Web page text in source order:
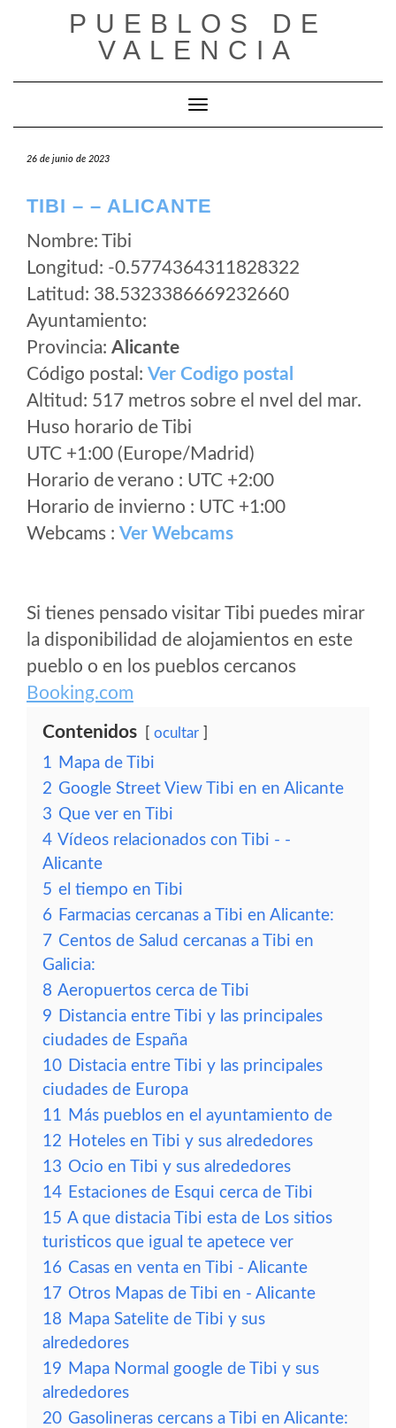
PUEBLOS DE
VALENCIA
Cambiar modo de navegación
26 de junio de 2023
TIBI – – ALICANTE
Nombre: Tibi
Longitud: -0.5774364311828322
Latitud: 38.5323386669232660
Ayuntamiento:
Provincia: Alicante
Código postal: Ver Codigo postal
Altitud: 517 metros sobre el nvel del mar.
Huso horario de Tibi
UTC +1:00 (Europe/Madrid)
Horario de verano : UTC +2:00
Horario de invierno : UTC +1:00
Webcams : Ver Webcams
Si tienes pensado visitar Tibi puedes mirar
la disponibilidad de alojamientos en este
pueblo o en los pueblos cercanos
Booking.com
Contenidos ocultar
1 Mapa de Tibi
2 Google Street View Tibi en en Alicante
3 Que ver en Tibi
4 Vídeos relacionados con Tibi - -
Alicante
5 el tiempo en Tibi
6 Farmacias cercanas a Tibi en Alicante:
7 Centos de Salud cercanas a Tibi en
Galicia:
8 Aeropuertos cerca de Tibi
9 Distancia entre Tibi y las principales
ciudades de España
10 Distacia entre Tibi y las principales
ciudades de Europa
11 Más pueblos en el ayuntamiento de
12 Hoteles en Tibi y sus alrededores
13 Ocio en Tibi y sus alrededores
14 Estaciones de Esqui cerca de Tibi
15 A que distacia Tibi esta de Los sitios
turisticos que igual te apetece ver
16 Casas en venta en Tibi - Alicante
17 Otros Mapas de Tibi en - Alicante
18 Mapa Satelite de Tibi y sus
alrededores
19 Mapa Normal google de Tibi y sus
alrededores
20 Gasolineras cercans a Tibi en Alicante: